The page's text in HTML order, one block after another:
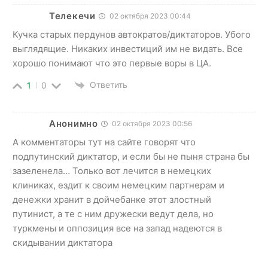
Телекечи 02 октября 2023 00:44
Кучка старых пердунов автократов/диктаторов. Убого
выглядящие. Никаких инвестиций им не видать. Все
хорошо понимают что это первые воры в ЦА.
1 0 Ответить
Анонимно 02 октября 2023 00:56
А комментаторы тут на сайте говорят что
подпутинский диктатор, и если бы не пыня страна бы
зазеленела… Только вот лечится в немецких
клиниках, ездит к своим немецким партнерам и
денежки хранит в дойчебанке этот злостный
путинист, а те с ним дружески ведут дела, но
туркмены и оппозиция все на запад надеются в
скидывании диктатора